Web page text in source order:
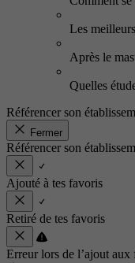
Les
Après le
Quelles
Référencer son
Fermer
Référencer son
Ajouté à tes favoris
Retiré de tes favoris
Erreur lors de l’ajout aux